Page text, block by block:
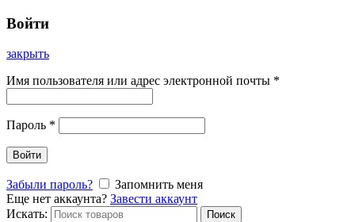
Войти
закрыть
Имя пользователя или адрес электронной почты *
Пароль *
Войти
Забыли пароль?
Запомнить меня
Еще нет аккаунта? Завести аккаунт
Искать:
Поиск